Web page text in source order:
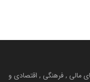
مالی , فرهنگی , اقتصادی و